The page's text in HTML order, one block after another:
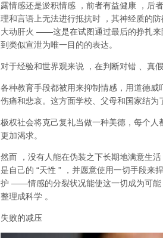
露情感还是淤积情感
，前者有益健康 ，后
理和言语上无法进行抵抗时
，其神经质的
大动肝火 ——这是在试图通过最后的挣扎
到类似宣泄为唯一目的的表达。
对于经验和世界观来说 ，在判断对错 、真假
各种教育手段都被用来抑制情感，用道德
伤痛和悲哀。这方面学校、父母和国家结为
极权社会将克己复礼当做一种美德，每个
更加渴求。
然而 ，没有人能在伪装之下长期地满意生活
是自己的 “天性 ” ，并愿意使用一切手段来
护 ——情感的分裂状况能使这一切成为可能
整理成科学 。
失败的减压